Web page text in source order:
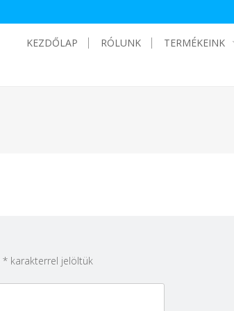
KEZDŐLAP RÓLUNK TERMÉKEINK
* karakterrel jelöltük